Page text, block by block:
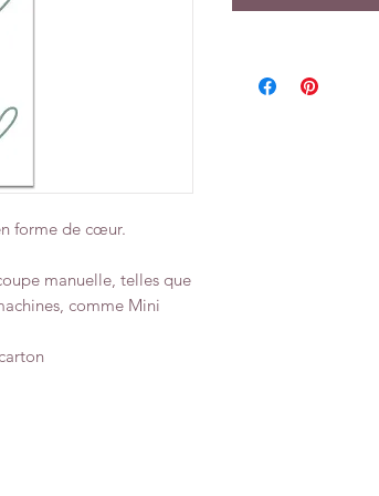
forme de cœur.
manuelle, telles que
comme Mini